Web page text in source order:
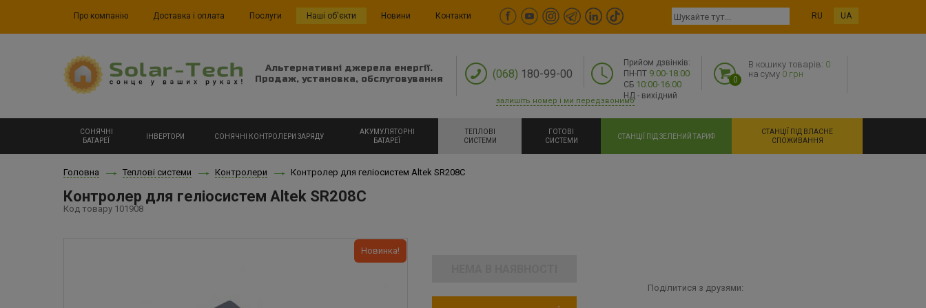
Про компанію Доставка і оплата Послуги Наші об'єкти Новини Контакти RU UA
Альтернативні джерела енергії.
Продаж, установка, обслуговування
(068) 180-99-00
Прийом дзвінків:
ПН-ПТ 9:00-18:00
СБ 10:00-16:00
НД - вихідний
0
В кошику товарів: 0
на суму 0 грн
залишіть номер і ми передзвонимо
СОНЯЧНІ
БАТАРЕЇ
ІНВЕРТОРИ СОНЯЧНІ КОНТРОЛЕРИ ЗАРЯДУ
АКУМУЛЯТОРНІ
БАТАРЕЇ
ТЕПЛОВІ
СИСТЕМИ
ГОТОВІ
СИСТЕМИ
СТАНЦІЇ ПІД ЗЕЛЕНИЙ ТАРИФ
СТАНЦІЇ ПІД ВЛАСНЕ
СПОЖИВАННЯ
Головна Теплові системи Контролери Контролер для геліосистем Altek SR208C
Контролер для геліосистем Altek SR208C
Код товару 101908
Новинка!
Поділитися з друзями: